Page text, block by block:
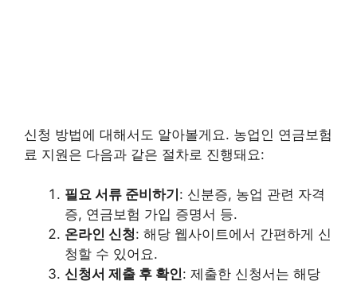
신청 방법에 대해서도 알아볼게요. 농업인 연금보험
료 지원은 다음과 같은 절차로 진행돼요:
필요 서류 준비하기 : 신분증, 농업 관련 자격
증, 연금보험 가입 증명서 등.
온라인 신청: 해당 웹사이트에서 간편하게 신
청할 수 있어요.
신청서 제출 후 확인: 제출한 신청서는 해당